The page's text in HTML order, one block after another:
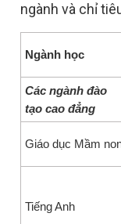
ngành và chỉ
Ngành học
Các ngành đào
tạo cao đẳng
Giáo dục Mầm
Tiếng Anh